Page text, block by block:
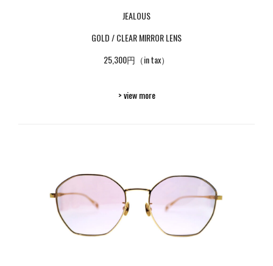
JEALOUS
GOLD / CLEAR MIRROR LENS
25,300円（in tax）
> view more